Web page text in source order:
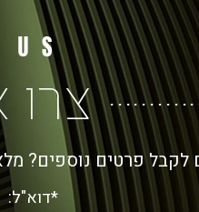
לקבל פרטים נוספים?
*דוא"ל: